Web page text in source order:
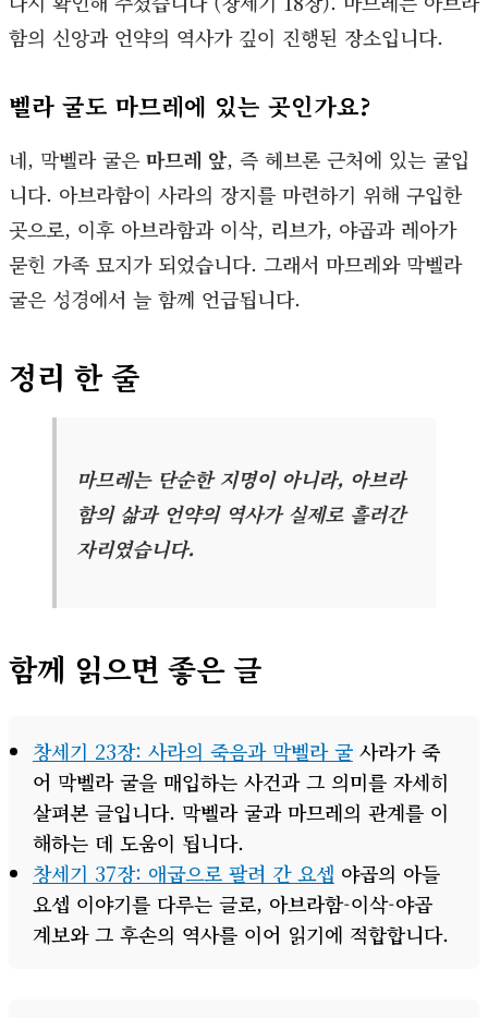
함의 신앙과 언약의 역사가 깊이 진행된 장소입니다.
벨라 굴도 마므레에 있는 곳인가요?
네, 막벨라 굴은 마므레 앞, 즉 헤브론 근처에 있는 굴입
니다. 아브라함이 사라의 장지를 마련하기 위해 구입한
곳으로, 이후 아브라함과 이삭, 리브가, 야곱과 레아가
묻힌 가족 묘지가 되었습니다. 그래서 마므레와 막벨라
굴은 성경에서 늘 함께 언급됩니다.
정리 한 줄
마므레는 단순한 지명이 아니라, 아브라
함의 삶과 언약의 역사가 실제로 흘러간
자리였습니다.
함께 읽으면 좋은 글
창세기 23장: 사라의 죽음과 막벨라 굴사라가 죽
어 막벨라 굴을 매입하는 사건과 그 의미를 자세히
살펴본 글입니다. 막벨라 굴과 마므레의 관계를 이
해하는 데 도움이 됩니다.
창세기 37장: 애굽으로 팔려 간 요셉 야곱의 아들
요셉 이야기를 다루는 글로, 아브라함-이삭-야곱
계보와 그 후손의 역사를 이어 읽기에 적합합니다.